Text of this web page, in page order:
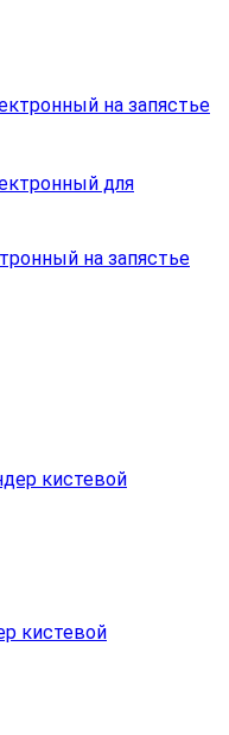
на запястье
кистевой